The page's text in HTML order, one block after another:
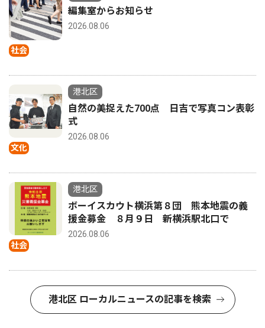
社会
編集室からお知らせ
2026.08.06
文化
港北区
自然の美捉えた700点 日吉で写真コン表彰
式
2026.08.06
社会
港北区
ボーイスカウト横浜第８団 熊本地震の義
援金募金 ８月９日 新横浜駅北口で
2026.08.06
港北区 ローカルニュースの記事を検索